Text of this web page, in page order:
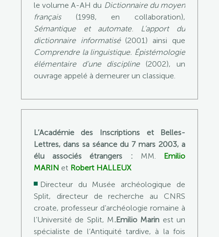
le volume A-AH du Dictionnaire du moyen
français(1998, en collaboration),
Sémantique et automate. L’apport du
dictionnaire informatisé(2001) ainsi que
Comprendre la linguistique. Épistémologie
élémentaire d’une discipline(2002), un
ouvrage appelé à demeurer un classique.
L’Académie des Inscriptions et Belles-
Lettres, dans sa séance du 7 mars 2003, a
élu associés étrangers : MM. Emilio
MARIN et Robert HALLEUX
Directeur du Musée archéologique de
Split, directeur de recherche au CNRS
croate, professeur d’archéologie romaine à
l’Université de Split, M.Emilio Marin est un
spécialiste de l’Antiquité tardive, à la fois